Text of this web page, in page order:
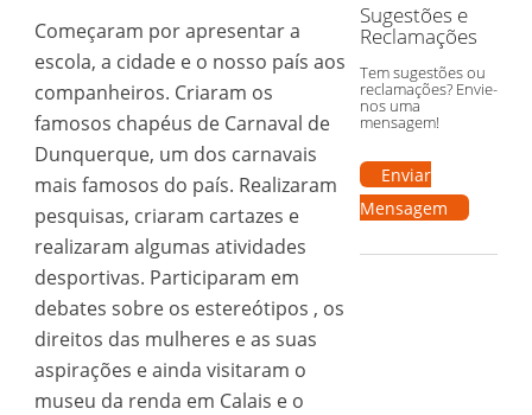
Começaram por apresentar a
escola, a cidade e o nosso país aos
companheiros. Criaram os
famosos chapéus de Carnaval de
Dunquerque, um dos carnavais
mais famosos do país. Realizaram
pesquisas, criaram cartazes e
realizaram algumas atividades
desportivas. Participaram em
debates sobre os estereótipos , os
direitos das mulheres e as suas
aspirações e ainda visitaram o
museu da renda em Calais e o
Sugestões e
Reclamações
Tem sugestões ou
reclamações? Envie-
nos uma
mensagem!
Enviar
Mensagem